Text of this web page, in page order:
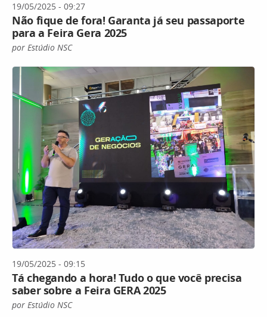
19/05/2025 - 09:27
Não fique de fora! Garanta já seu passaporte
para a Feira Gera 2025
por Estúdio NSC
19/05/2025 - 09:15
Tá chegando a hora! Tudo o que você precisa
saber sobre a Feira GERA 2025
por Estúdio NSC